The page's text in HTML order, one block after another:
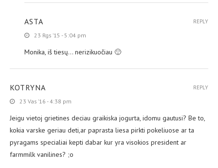
ASTA
23 Rgs ’15 - 5:04 pm
Monika, iš tiesų… nerizikuočiau 🙂
REPLY
KOTRYNA
23 Vas ’16 - 4:38 pm
Jeigu vietoj grietines deciau graikiska jogurta, idomu gautusi? Be to,
kokia varske geriau deti,ar paprasta liesa pirkti pokeliuose ar ta
pyragams specialiai kepti dabar kur yra visokios president ar
farmmilk vanilines? ;o
REPLY